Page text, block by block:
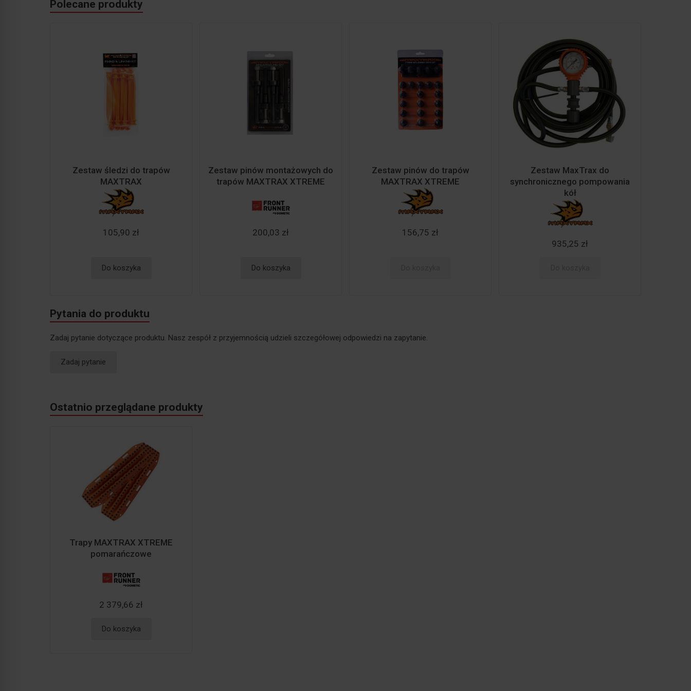
Polecane produkty
Zestaw śledzi do trapów
MAXTRAX
105,90 zł
Do koszyka
Zestaw pinów montażowych do
trapów MAXTRAX XTREME
200,03 zł
Do koszyka
Zestaw pinów do trapów
MAXTRAX XTREME
156,75 zł
Zestaw MaxTrax do
synchronicznego pompowania
kół
935,25 zł
Pytania do produktu
Zadaj pytanie dotyczące produktu. Nasz zespół z przyjemnością udzieli szczegółowej odpowiedzi na zapytanie.
Zadaj pytanie
Ostatnio przeglądane produkty
Trapy MAXTRAX XTREME
pomarańczowe
2 379,66 zł
Do koszyka